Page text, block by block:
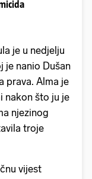
je u nedjelju
je nanio Dušan
prava. Alma je
nakon što ju je
njezinog
troje
vijest